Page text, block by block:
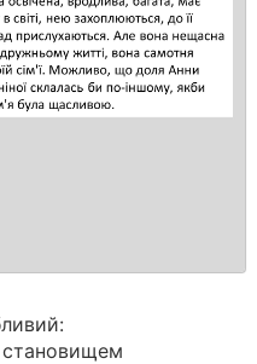
становищем